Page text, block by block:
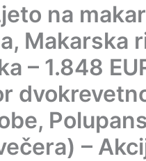
na
Makarska
– 1.848
–